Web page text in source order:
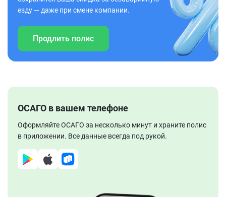
езду — даже при смене компании.
Продлить полис
ОСАГО в вашем телефоне
Оформляйте ОСАГО за несколько минут и храните полис
в приложении. Все данные всегда под рукой.